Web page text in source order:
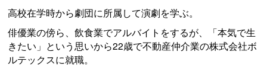
高校在学時から劇団に所属して演劇を学ぶ。
俳優業の傍ら、飲食業でアルバイトをするが、「本気で生
きたい」という思いから22歳で不動産仲介業の株式会社ボ
ルテックスに就職。